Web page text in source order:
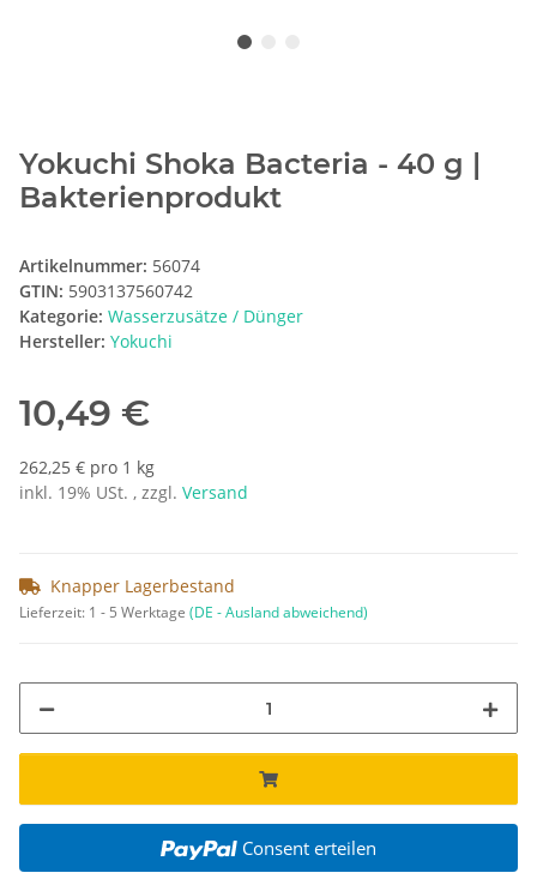
Yokuchi Shoka Bacteria - 40 g |
Bakterienprodukt
Artikelnummer: 56074
GTIN: 5903137560742
Kategorie: Wasserzusätze / Dünger
Hersteller: Yokuchi
10,49 €
262,25 € pro 1 kg
inkl. 19% USt. , zzgl. Versand
Knapper Lagerbestand
Lieferzeit: 1 - 5 Werktage (DE - Ausland abweichend)
Consent erteilen